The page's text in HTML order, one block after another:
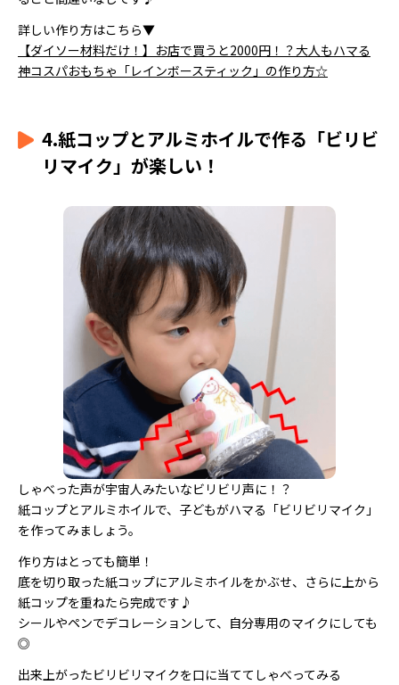
詳しい作り方はこちら▼
【ダイソー材料だけ！】お店で買うと2000円！？大人もハマる
神コスパおもちゃ「レインボースティック」の作り方☆
4.紙コップとアルミホイルで作る「ビリビ
リマイク」が楽しい！
しゃべった声が宇宙人みたいなビリビリ声に！？
紙コップとアルミホイルで、子どもがハマる「ビリビリマイク」
を作ってみましょう。
作り方はとっても簡単！
底を切り取った紙コップにアルミホイルをかぶせ、さらに上から
紙コップを重ねたら完成です♪
シールやペンでデコレーションして、自分専用のマイクにしても
◎
出来上がったビリビリマイクを口に当ててしゃべってみる